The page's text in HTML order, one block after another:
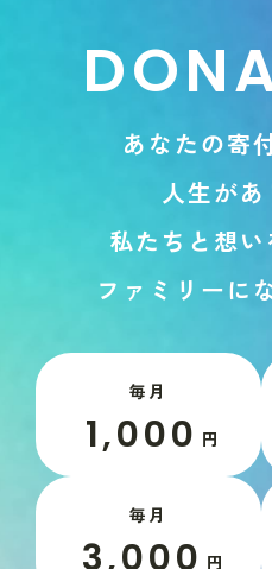
DON
あ な たの寄
人生があ
私た ち と 想い
フ ァ ミ リ ーに
毎月
1,000 円
毎月
3,000 円